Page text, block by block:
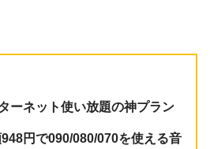
ーネット使い放題の神プラン
円で090/080/070を使える音